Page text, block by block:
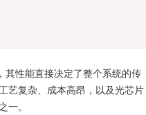
其性能直接决定了整个系统的传
艺复杂、成本高昂，以及光芯片
。